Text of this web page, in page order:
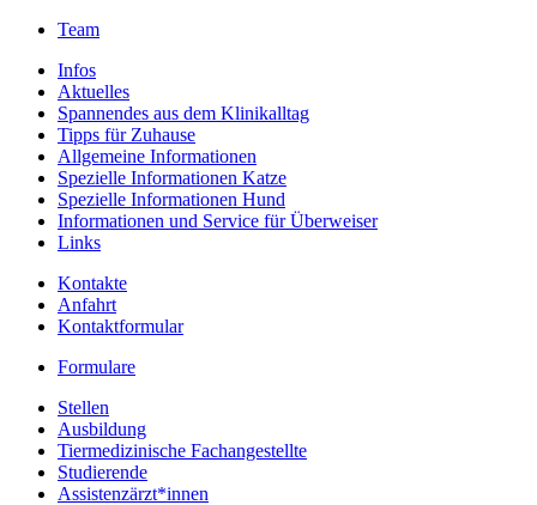
Team
Infos
Aktuelles
Spannendes aus dem Klinikalltag
Tipps für Zuhause
Allgemeine Informationen
Spezielle Informationen Katze
Spezielle Informationen Hund
Informationen und Service für Überweiser
Links
Kontakte
Anfahrt
Kontaktformular
Formulare
Stellen
Ausbildung
Tiermedizinische Fachangestellte
Studierende
Assistenzärzt*innen